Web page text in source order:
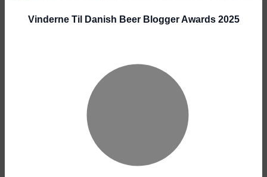
Vinderne Til Danish Beer Blogger Awards 2025